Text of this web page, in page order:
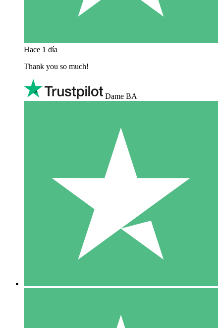
Hace 1 día
Thank you so much!
Dame BA